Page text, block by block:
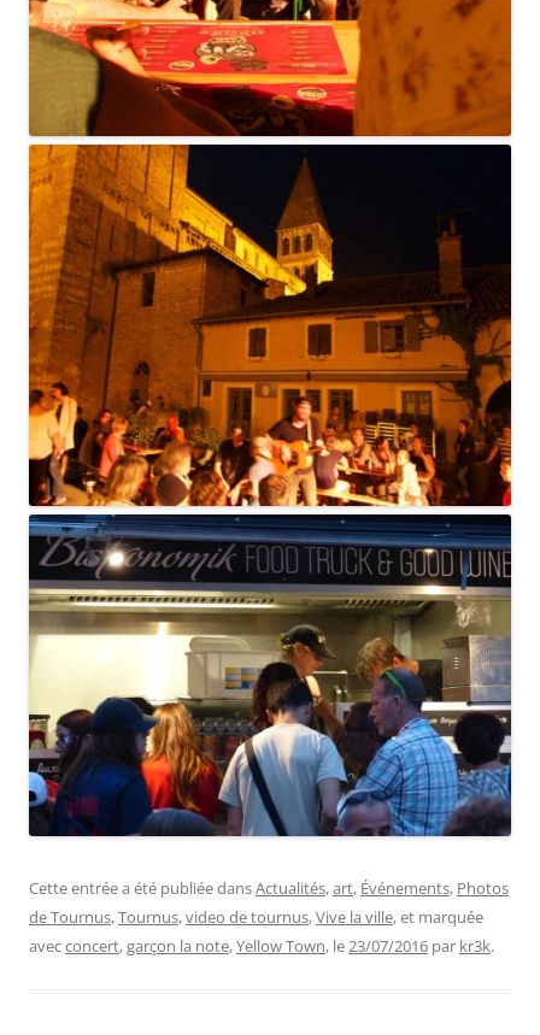
Cette entrée a été publiée dansActualités,art, Événements, Photos
de Tournus,Tournus,video de tournus,Vive la ville, et marquée
avecconcert,garçon la note,Yellow Town, le23/07/2016 par kr3k.